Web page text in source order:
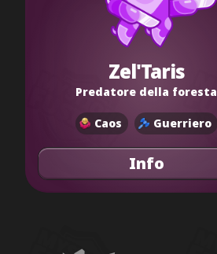
Zel'Taris
Predatore della foresta
Caos Guerriero
Info